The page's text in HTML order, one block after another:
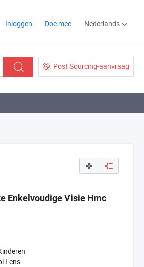
Inloggen Doe mee Nederlands
Post Sourcing-aanvraag
Enkelvoudige Visie Hmc
Lens